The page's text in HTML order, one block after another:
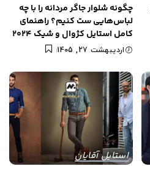
چگونه شلوار جاگر مردانه را با چه
لباس‌هایی ست کنیم؟ راهنمای
کامل استایل کژوال و شیک 2024
اردیبهشت 27, 1405
استایل آقایان